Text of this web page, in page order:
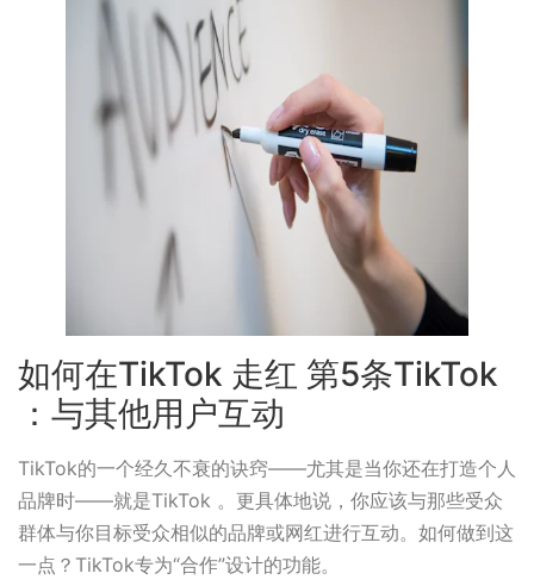
如何在TikTok 走红 第5条TikTok
：与其他用户互动
TikTok的一个经久不衰的诀窍——尤其是当你还在打造个人
品牌时——就是TikTok 。更具体地说，你应该与那些受众
群体与你目标受众相似的品牌或网红进行互动。如何做到这
一点？TikTok专为“合作”设计的功能。